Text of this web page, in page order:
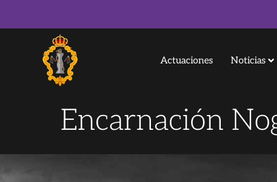
Actuaciones Noticias
Encarnación